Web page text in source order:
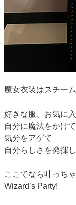
魔女衣装はスチー
好きな服、お気に
自分に魔法をかけて
気分をアゲて
自分らしさを発揮
ここでなら叶っち
Wizard’s Party!